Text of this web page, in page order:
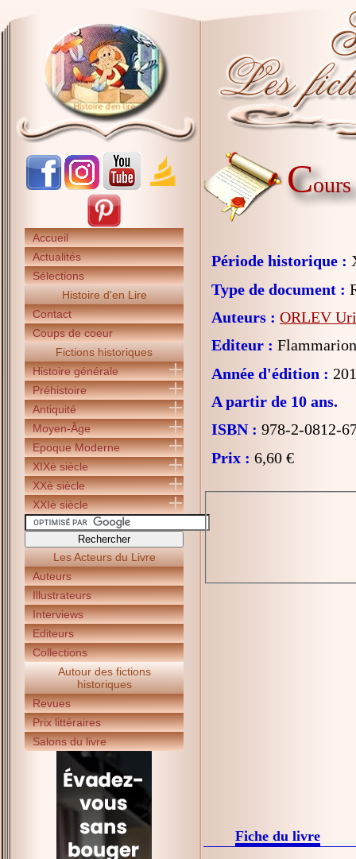
Accueil
Actualités
Sélections
Histoire d'en Lire
Contact
Coups de coeur
Fictions historiques
Histoire générale
Préhistoire
Antiquité
Moyen-Âge
Epoque Moderne
XIXè siècle
XXè siècle
XXIè siècle
Les Acteurs du Livre
Auteurs
Illustrateurs
Interviews
Editeurs
Collections
Autour des fictions
historiques
Revues
Prix littéraires
Salons du livre
Cours
Période historique :
Type de document :
Auteurs : ORLEV Uri
Editeur :
Année d'édition :
A partir de 10 ans.
ISBN : 978-2-0812-
Prix : 6,60 €
Fiche du livre